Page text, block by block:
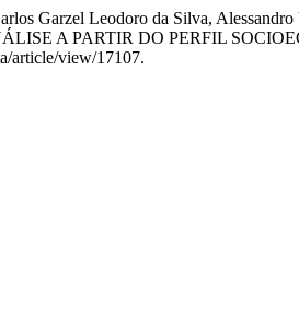
Garzel Leodoro da Silva,
A PARTIR DO PERFIL
article/view/17107.